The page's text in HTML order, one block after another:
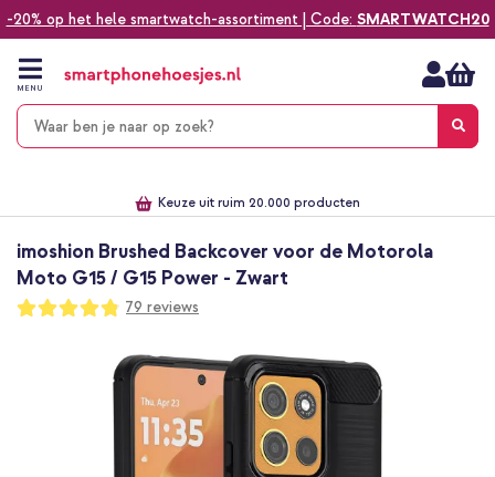
-20% op het hele smartwatch-assortiment | Code: SMARTWATCH20
naar
inhoud
MENU
Keuze uit ruim 20.000 producten
imoshion Brushed Backcover voor de Motorola
Moto G15 / G15 Power - Zwart
Waardering:
96
100
79 reviews